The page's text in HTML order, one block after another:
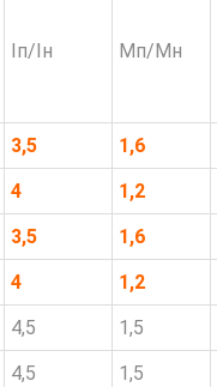
Iп/Iн Мп/Мн
3,5 1,6
4 1,2
3,5 1,6
4 1,2
4,5 1,5
4,5 1,5